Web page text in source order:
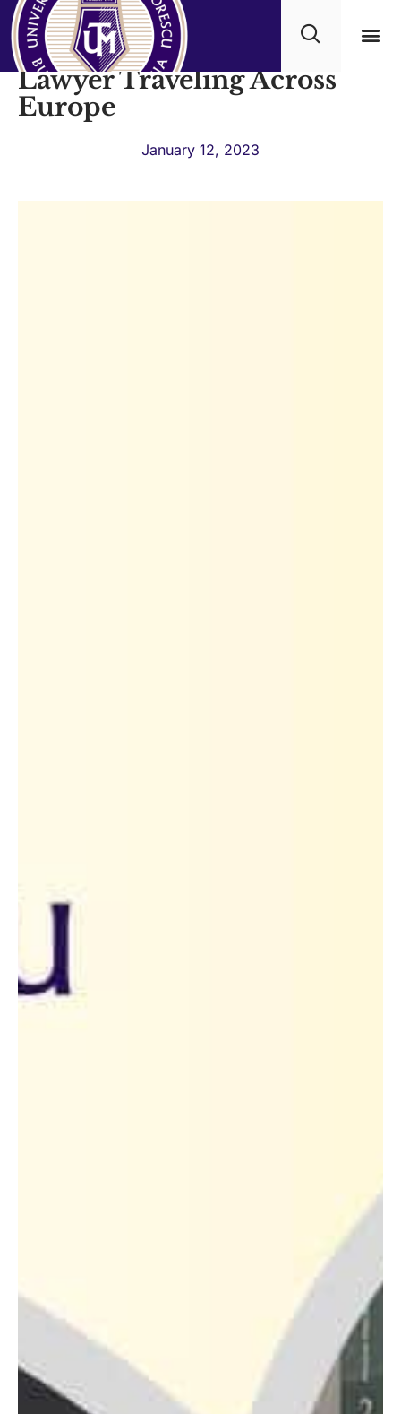
Career Stories with a
Lawyer Traveling Across
Europe
January 12, 2023